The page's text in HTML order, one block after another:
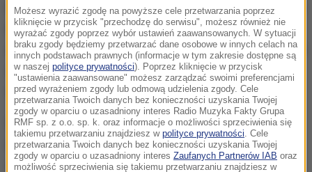
Rami Abdurrahman, szef Syryjskiego Obserwatorium
Praw Człowieka, powiedział, że wśród zabitych jest
sześciu bojowników opozycji. Według niego wybuchł
zbiornik paliwa, co tłumaczy siłę wybuchu oraz
wysoką liczbę ofiar śmiertelnych.
Według źródła, dziesiątki osób zostały ranne. Do
eksplozji doszło na zatłoczonym targu naprzeciwko
sądu w miejscowości Azaz. Leży ona w prowincji
Możesz wyrazić zgodę na powyższe cele przetwarzania poprzez
kliknięcie w przycisk "przechodzę do serwisu", możesz również nie
wyrażać zgody poprzez wybór ustawień zaawansowanych. W sytuacji
braku zgody będziemy przetwarzać dane osobowe w innych celach na
innych podstawach prawnych (informacje w tym zakresie dostępne są
w naszej polityce prywatności). Poprzez kliknięcie w przycisk
"ustawienia zaawansowane" możesz zarządzać swoimi preferencjami
przed wyrażeniem zgody lub odmową udzielenia zgody. Cele
przetwarzania Twoich danych bez konieczności uzyskania Twojej
zgody w oparciu o uzasadniony interes Radio Muzyka Fakty Grupa
RMF sp. z o.o. sp. k. oraz informacje o możliwości sprzeciwienia się
takiemu przetwarzaniu znajdziesz w polityce prywatności . Cele
przetwarzania Twoich danych bez konieczności uzyskania Twojej
zgody w oparciu o uzasadniony interes Zaufanych Partnerów IAB oraz
możliwość sprzeciwienia się takiemu przetwarzaniu znajdziesz w